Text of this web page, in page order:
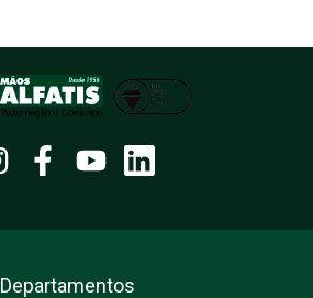
Departamentos